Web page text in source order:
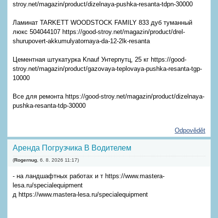
stroy.net/magazin/product/dizelnaya-pushka-resanta-tdpn-30000
Ламинат TARKETT WOODSTOCK FAMILY 833 дуб туманный
люкс 504044107 https://good-stroy.net/magazin/product/drel-
shurupovert-akkumulyatornaya-da-12-2lk-resanta
Цементная штукатурка Knauf Унтерпутц, 25 кг https://good-
stroy.net/magazin/product/gazovaya-teplovaya-pushka-resanta-tgp-
10000
Все для ремонта https://good-stroy.net/magazin/product/dizelnaya-
pushka-resanta-tdp-30000
Odpovědět
Аренда Погрузчика В Водителем
(Rogernug 6. 8. 2026 11:17)
- на ландшафтных работах и т https://www.mastera-
lesa.ru/specialequipment
д https://www.mastera-lesa.ru/specialequipment